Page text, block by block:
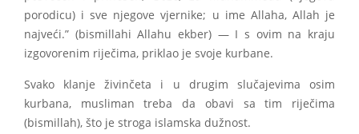
porodicu) i sve njegove vjernike; u ime Allaha, Allah je
najveći.” (bismillahi Allahu ekber) — I s ovim na kraju
izgovorenim riječima, priklao je svoje kurbane.
Svako klanje živinčeta i u drugim slučajevima osim
kurbana, musliman treba da obavi sa tim riječima
(bismillah), što je stroga islamska dužnost.